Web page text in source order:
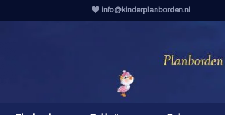
info@kinderplanborden.nl